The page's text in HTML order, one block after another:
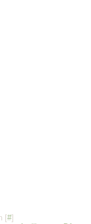
[#]